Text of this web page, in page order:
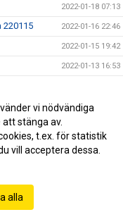
2022-01-18 07:13
220115 2022-01-16 22:46
2022-01-15 19:42
2022-01-13 16:53
2022-01-10 08:51
2022-01-07 18:44
2022-01-06 21:04
vi nödvändiga
stänga av.
t.ex. för statistik
vill acceptera dessa.
alla